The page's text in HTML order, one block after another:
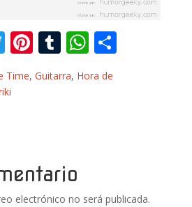
T
w
itt
Pi
nt
er
T
u
m
W
h
at
Time, Guitarra, Hora de
electrónico no será publicada.